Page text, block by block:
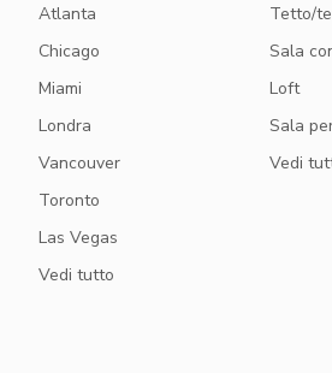
Atlanta
Chicago
Miami
Londra
Vancouver
Toronto
Las Vegas
Vedi tutto
Tetto/
Sala
Loft
Sala
Vedi